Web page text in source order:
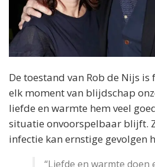
De toestand van Rob de Nijs
elk moment van blijdschap
liefde en warmte hem veel
situatie onvoorspelbaar blijft.
infectie kan ernstige gevolgen
“Liefde en warmte doen